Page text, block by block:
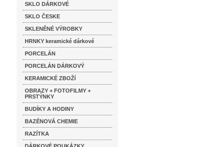
SKLO DÁRKOVÉ
SKLO ČESKE
SKLENĚNÉ VÝROBKY
HRNKY keramické dárkové
PORCELÁN
PORCELÁN DÁRKOVÝ
KERAMICKÉ ZBOŽÍ
OBRAZY + FOTOFILMY +
PRSTÝNKY
BUDÍKY A HODINY
BAZÉNOVÁ CHEMIE
RAZÍTKA